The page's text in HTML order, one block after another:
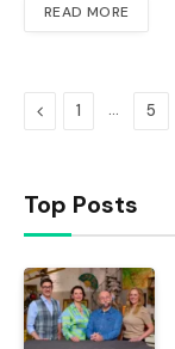
READ MORE
Previous
1 … 5
Top Posts